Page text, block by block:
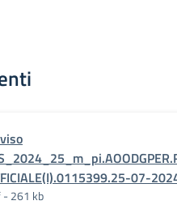
07-
- 261 kb